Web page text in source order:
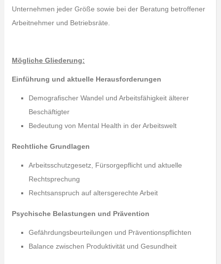
Unternehmen jeder Größe sowie bei der Beratung betroffener
Arbeitnehmer und Betriebsräte.
Mögliche Gliederung:
Einführung und aktuelle Herausforderungen
Demografischer Wandel und Arbeitsfähigkeit älterer
Beschäftigter
Bedeutung von Mental Health in der Arbeitswelt
Rechtliche Grundlagen
Arbeitsschutzgesetz, Fürsorgepflicht und aktuelle
Rechtsprechung
Rechtsanspruch auf altersgerechte Arbeit
Psychische Belastungen und Prävention
Gefährdungsbeurteilungen und Präventionspflichten
Balance zwischen Produktivität und Gesundheit